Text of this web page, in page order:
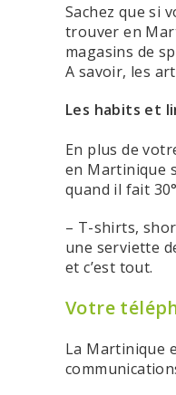
Sachez que si
trouver en
magasins de
A savoir, les
Les habits et
En plus de
en Martinique
quand il fait
– T-shirts,
une serviette
et c’est tout.
Votre
La Martinique